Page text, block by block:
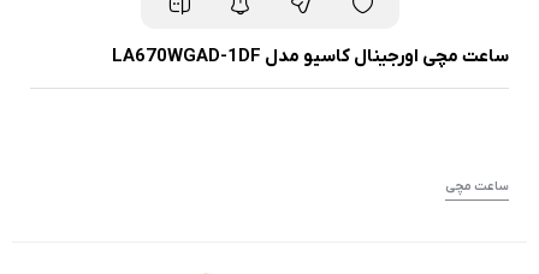
ساعت مچی اورجینال کاسیو مدل LA670WGAD-1DF
ساعت مچی